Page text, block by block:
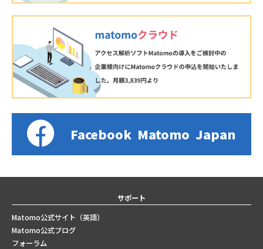
Facebook Matomo Japan
サポート
Matomo公式サイト（英語）
Matomo公式ブログ
フォーラム